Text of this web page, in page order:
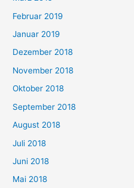
Februar 2019
Januar 2019
Dezember 2018
November 2018
Oktober 2018
September 2018
August 2018
Juli 2018
Juni 2018
Mai 2018